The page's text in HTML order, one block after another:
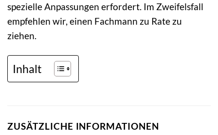
spezielle Anpassungen erfordert. Im Zweifelsfall
empfehlen wir, einen Fachmann zu Rate zu
ziehen.
Inhalt
ZUSÄTZLICHE INFORMATIONEN